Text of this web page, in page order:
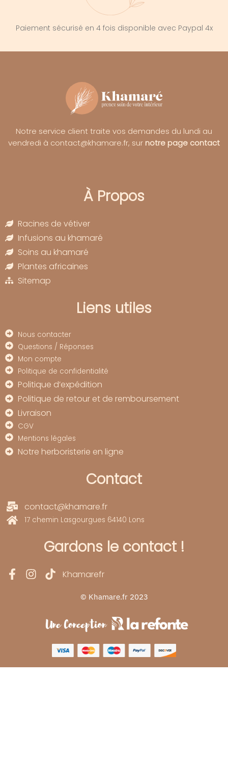
Paiement sécurisé en 4 fois disponible avec Paypal 4x
Notre service client traite vos demandes du lundi au
vendredi à contact@khamare.fr, sur notre page contact
À Propos
Racines de vétiver
Infusions au khamaré
Soins au khamaré
Plantes africaines
Sitemap
Liens utiles
Nous contacter
Questions / Réponses
Mon compte
Politique de confidentialité
Politique d’expédition
Politique de retour et de remboursement
Livraison
CGV
Mentions légales
Notre herboristerie en ligne
Contact
contact@khamare.fr
17 chemin Lasgourgues 64140 Lons
Gardons le contact !
Khamarefr
© Khamare.fr 2023